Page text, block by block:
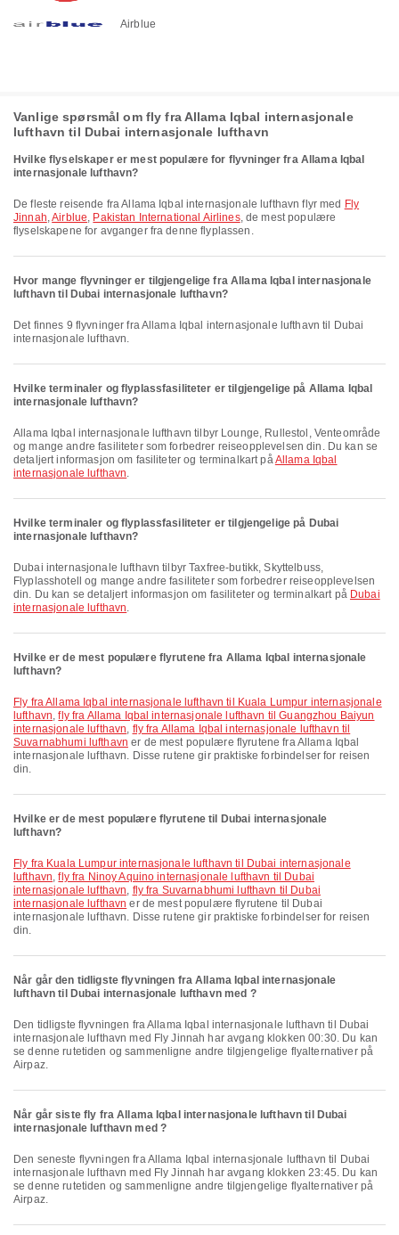
Airblue
Vanlige spørsmål om fly fra Allama Iqbal internasjonale
lufthavn til Dubai internasjonale lufthavn
Hvilke flyselskaper er mest populære for flyvninger fra Allama Iqbal
internasjonale lufthavn?
De fleste reisende fra Allama Iqbal internasjonale lufthavn flyr med Fly
Jinnah,Airblue, Pakistan International Airlines, de mest populære
flyselskapene for avganger fra denne flyplassen.
Hvor mange flyvninger er tilgjengelige fra Allama Iqbal internasjonale
lufthavn til Dubai internasjonale lufthavn?
Det finnes 9 flyvninger fra Allama Iqbal internasjonale lufthavn til Dubai
internasjonale lufthavn.
Hvilke terminaler og flyplassfasiliteter er tilgjengelige på Allama Iqbal
internasjonale lufthavn?
Allama Iqbal internasjonale lufthavn tilbyr Lounge, Rullestol, Venteområde
og mange andre fasiliteter som forbedrer reiseopplevelsen din. Du kan se
detaljert informasjon om fasiliteter og terminalkart påAllama Iqbal
internasjonale lufthavn.
Hvilke terminaler og flyplassfasiliteter er tilgjengelige på Dubai
internasjonale lufthavn?
Dubai internasjonale lufthavn tilbyr Taxfree-butikk, Skyttelbuss,
Flyplasshotell og mange andre fasiliteter som forbedrer reiseopplevelsen
din. Du kan se detaljert informasjon om fasiliteter og terminalkart på Dubai
internasjonale lufthavn.
Hvilke er de mest populære flyrutene fra Allama Iqbal internasjonale
lufthavn?
fly fra Allama Iqbal internasjonale lufthavn til Kuala Lumpur internasjonale
lufthavn,fly fra Allama Iqbal internasjonale lufthavn til Guangzhou Baiyun
internasjonale lufthavn, fly fra Allama Iqbal internasjonale lufthavn til
Suvarnabhumi lufthavn er de mest populære flyrutene fra Allama Iqbal
internasjonale lufthavn. Disse rutene gir praktiske forbindelser for reisen
din.
Hvilke er de mest populære flyrutene til Dubai internasjonale
lufthavn?
fly fra Kuala Lumpur internasjonale lufthavn til Dubai internasjonale
lufthavn,fly fra Ninoy Aquino internasjonale lufthavn til Dubai
internasjonale lufthavn, fly fra Suvarnabhumi lufthavn til Dubai
internasjonale lufthavn er de mest populære flyrutene til Dubai
internasjonale lufthavn. Disse rutene gir praktiske forbindelser for reisen
din.
Når går den tidligste flyvningen fra Allama Iqbal internasjonale
lufthavn til Dubai internasjonale lufthavn med ?
Den tidligste flyvningen fra Allama Iqbal internasjonale lufthavn til Dubai
internasjonale lufthavn med Fly Jinnah har avgang klokken 00:30. Du kan
se denne rutetiden og sammenligne andre tilgjengelige flyalternativer på
Airpaz.
Når går siste fly fra Allama Iqbal internasjonale lufthavn til Dubai
internasjonale lufthavn med ?
Den seneste flyvningen fra Allama Iqbal internasjonale lufthavn til Dubai
internasjonale lufthavn med Fly Jinnah har avgang klokken 23:45. Du kan
se denne rutetiden og sammenligne andre tilgjengelige flyalternativer på
Airpaz.